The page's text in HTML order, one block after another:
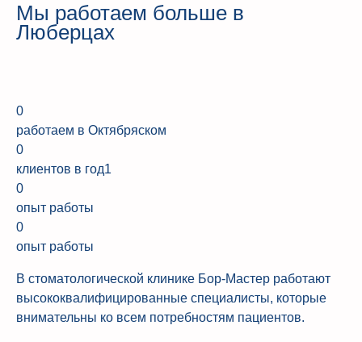
Мы работаем больше в
Люберцах
0
работаем в Октябряском
0
клиентов в год1
0
опыт работы
0
опыт работы
В стоматологической клинике Бор-Мастер работают
высококвалифицированные специалисты, которые
внимательны ко всем потребностям пациентов.